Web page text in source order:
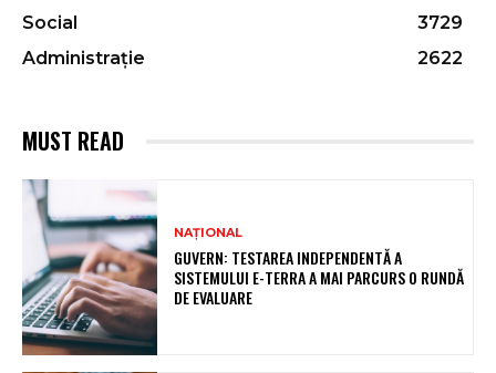
Social
3729
Administrație
2622
MUST READ
NAȚIONAL
GUVERN: TESTAREA INDEPENDENTĂ A
SISTEMULUI E-TERRA A MAI PARCURS O RUNDĂ
DE EVALUARE